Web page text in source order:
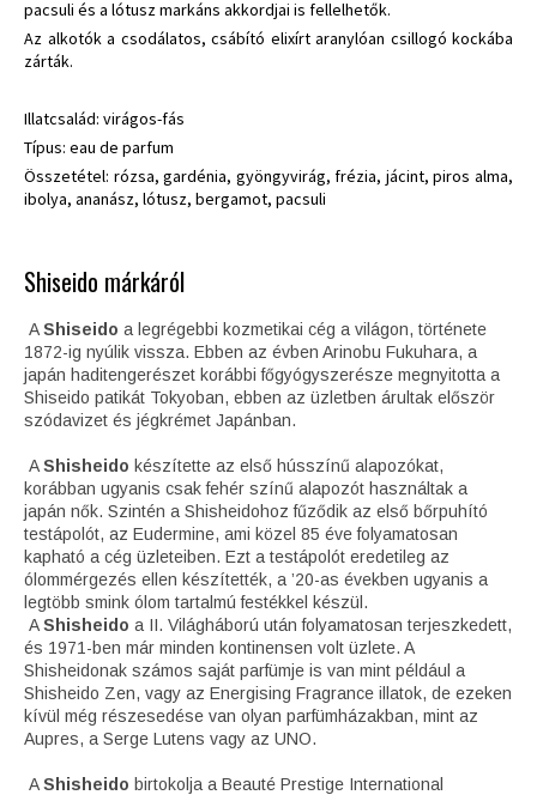
pacsuli és a lótusz markáns akkordjai is fellelhetők.
Az alkotók a csodálatos, csábító elixírt aranylóan csillogó kockába
zárták.
Illatcsalád: virágos-fás
Típus: eau de parfum
Összetétel: rózsa, gardénia, gyöngyvirág, frézia, jácint, piros alma,
ibolya, ananász, lótusz, bergamot, pacsuli
Shiseido márkáról
AShiseido a legrégebbi kozmetikai cég a világon, története
1872-ig nyúlik vissza. Ebben az évben Arinobu Fukuhara, a
japán haditengerészet korábbi főgyógyszerésze megnyitotta a
Shiseido patikát Tokyoban, ebben az üzletben árultak először
szódavizet és jégkrémet Japánban.
AShisheido készítette az első hússzínű alapozókat,
korábban ugyanis csak fehér színű alapozót használtak a
japán nők. Szintén a Shisheidohoz fűződik az első bőrpuhító
testápolót, az Eudermine, ami közel 85 éve folyamatosan
kapható a cég üzleteiben. Ezt a testápolót eredetileg az
ólommérgezés ellen készítették, a ’20-as években ugyanis a
legtöbb smink ólom tartalmú festékkel készül.
AShisheido a II. Világháború után folyamatosan terjeszkedett,
és 1971-ben már minden kontinensen volt üzlete. A
Shisheidonak számos saját parfümje is van mint például a
Shisheido Zen, vagy az Energising Fragrance illatok, de ezeken
kívül még részesedése van olyan parfümházakban, mint az
Aupres, a Serge Lutens vagy az UNO.
AShisheido birtokolja a Beauté Prestige International